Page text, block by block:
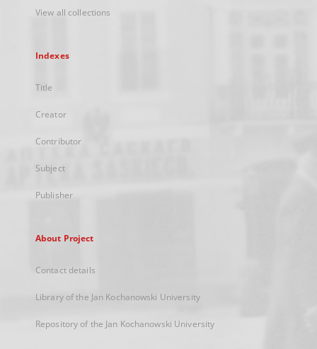
View all collections
Indexes
Title
Creator
Contributor
Subject
Publisher
About Project
Contact details
Library of the Jan Kochanowski University
Repository of the Jan Kochanowski University